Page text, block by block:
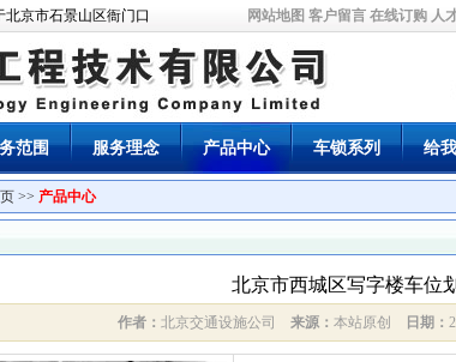
京市石景山区衙门口，经国家工商局批准成立，拥有正规企业法人
网站地图 客户留言 在线订购 人
范围 服务理念 产品中心 车锁系列 给
>> 产品中心
北京市西城区写字楼车位
作者： 北京交通设施公司 来源： 本站原创 日期：